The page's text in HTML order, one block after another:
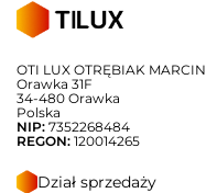
OTI LUX OTRĘBIAK MARCIN
Orawka 31F
34-480 Orawka
Polska
NIP: 7352268484
REGON: 120014265
Dział sprzedaży